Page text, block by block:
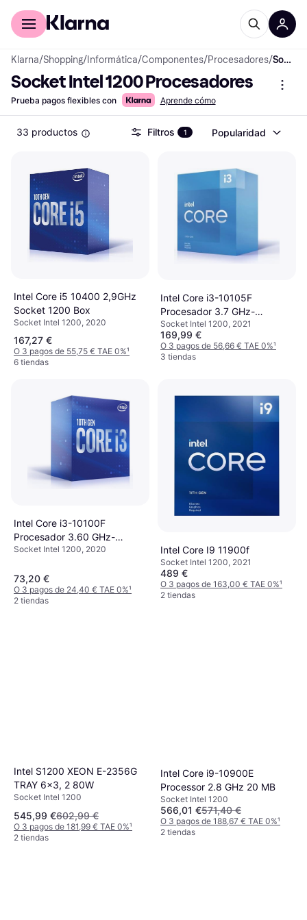
Comprar con Klarna
Klarna/Shopping/ Informática/Componentes/Procesadores/ Socket Intel 1200 Procesadores
Socket Intel 1200 Procesadores
Prueba pagos flexibles con Aprende cómo
33 productos Filtros 1 Popularidad
Intel Core i5 10400 2,9GHz
Socket 1200 Box
Socket Intel 1200, 2020
167,27 €
O 3 pagos de 55,75 € TAE 0%¹
6 tiendas
Intel Core i3-10105F
Procesador 3.7 GHz-
BX8070110105F
Socket Intel 1200, 2021
169,99 €
O 3 pagos de 56,66 € TAE 0%¹
3 tiendas
Intel Core i3-10100F
Procesador 3.60 GHz-
BX8070110100F
Socket Intel 1200, 2020
73,20 €
O 3 pagos de 24,40 € TAE 0%¹
2 tiendas
Intel Core I9 11900f
Socket Intel 1200, 2021
489 €
O 3 pagos de 163,00 € TAE 0%¹
2 tiendas
Intel S1200 XEON E-2356G
TRAY 6x3, 2 80W
Socket Intel 1200
545,99 €602,99 €
O 3 pagos de 181,99 € TAE 0%¹
2 tiendas
Intel Core i9-10900E
Processor 2.8 GHz 20 MB
Socket Intel 1200
566,01 €571,40 €
O 3 pagos de 188,67 € TAE 0%¹
2 tiendas